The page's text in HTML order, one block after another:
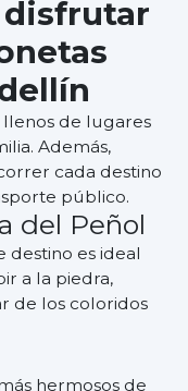
disfrutar
de lugares
Además,
cada destino
público.
del Peñol
destino es ideal
a la piedra,
de los coloridos
hermosos de